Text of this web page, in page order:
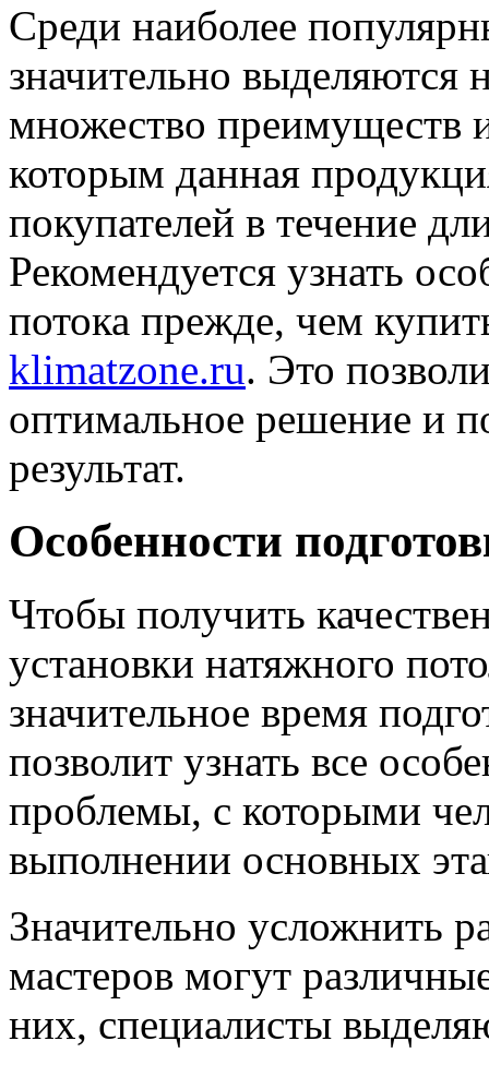
Среди наиболее
значительно
множество преимуществ
которым данная
покупателей в течение
Рекомендуется узнать
потока прежде, чем
klimatzone.ru. Это
оптимальное решение и
результат.
Особенности
Чтобы получить
установки натяжного
значительное время
позволит узнать все
проблемы, с которыми
выполнении основных
Значительно усложнить
мастеров могут
них, специалисты